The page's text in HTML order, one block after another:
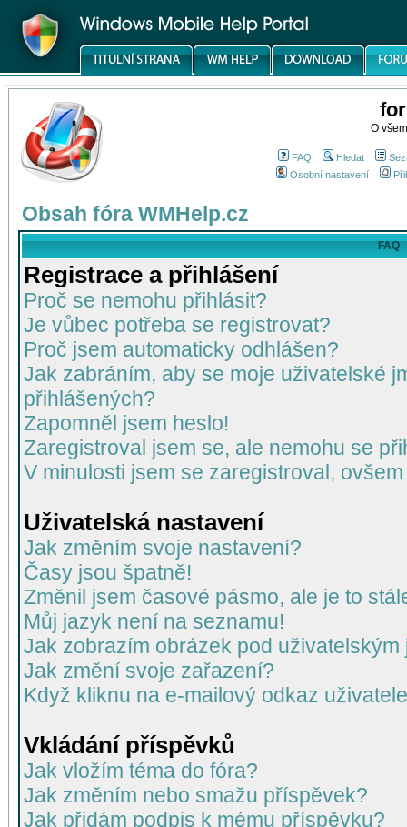
O
FAQ Hledat
Osobní nastavení
Obsah fóra WMHelp.cz
FAQ
Registrace a přihlášení
Proč se nemohu přihlásit?
Je vůbec potřeba se registrovat?
Proč jsem automaticky odhlášen?
Jak zabráním, aby se moje uživatelské
přihlášených?
Zapomněl jsem heslo!
Zaregistroval jsem se, ale nemohu se
V minulosti jsem se zaregistroval,
Uživatelská nastavení
Jak změním svoje nastavení?
Časy jsou špatně!
Změnil jsem časové pásmo, ale je to
Můj jazyk není na seznamu!
Jak zobrazím obrázek pod uživatelským
Jak změní svoje zařazení?
Když kliknu na e-mailový odkaz
Vkládání příspěvků
Jak vložím téma do fóra?
Jak změním nebo smažu příspěvek?
Jak přidám podpis k mému příspěvku?